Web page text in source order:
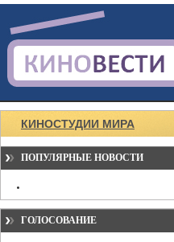
КИНОСТУДИИ МИРА
ПОПУЛЯРНЫЕ НОВОСТИ
ГОЛОСОВАНИЕ